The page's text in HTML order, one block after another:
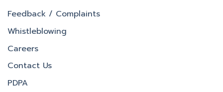
Feedback / Complaints
Whistleblowing
Careers
Contact Us
PDPA